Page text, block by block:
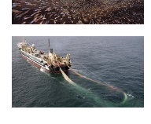
Thị trường EU
Thị trường Nhật Bản
Thị trường Việt Nam